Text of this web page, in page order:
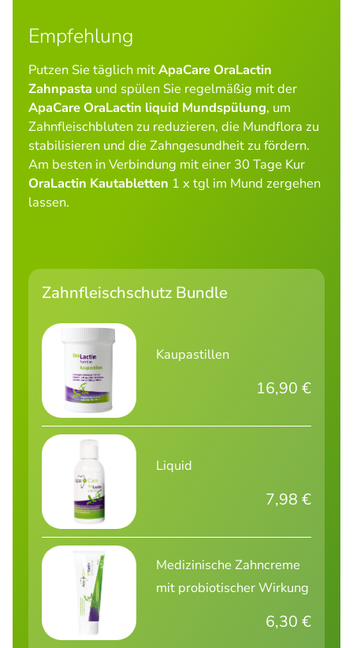
Empfehlung
Putzen Sie täglich mitApaCare OraLactin
Zahnpasta und spülen Sie regelmäßig mit der
ApaCare OraLactin liquid Mundspülung, um
Zahnfleischbluten zu reduzieren, die Mundflora zu
stabilisieren und die Zahngesundheit zu fördern.
Am besten in Verbindung mit einer 30 Tage Kur
OraLactin Kautabletten 1 x tgl im Mund zergehen
lassen.
Zahnfleischschutz Bundle
Kaupastillen
16,90 €
Liquid
7,98 €
Medizinische Zahncreme
mit probiotischer Wirkung
6,30 €